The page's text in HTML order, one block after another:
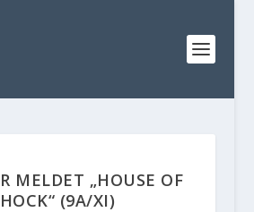
MELDET „HOUSE OF
(9A/XI)